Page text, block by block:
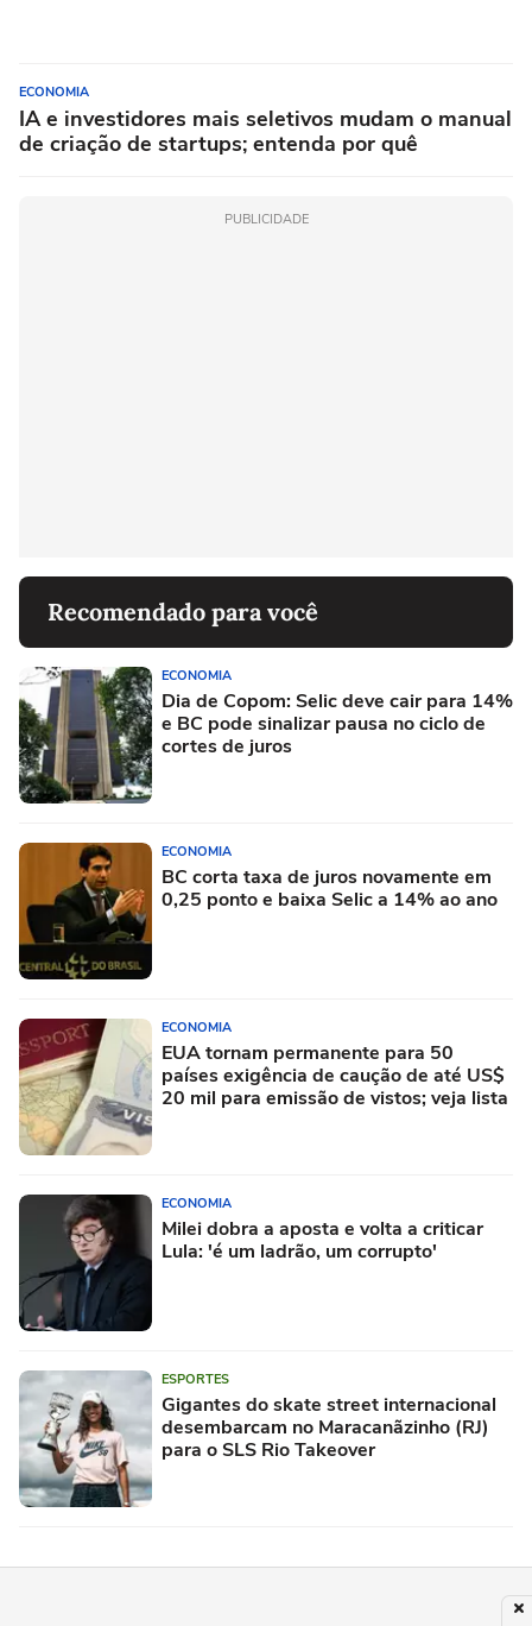
ECONOMIA
IA e investidores mais seletivos mudam o manual
de criação de startups; entenda por quê
PUBLICIDADE
Recomendado para você
ECONOMIA
Dia de Copom: Selic deve cair para 14%
e BC pode sinalizar pausa no ciclo de
cortes de juros
ECONOMIA
BC corta taxa de juros novamente em
0,25 ponto e baixa Selic a 14% ao ano
ECONOMIA
EUA tornam permanente para 50
países exigência de caução de até US$
20 mil para emissão de vistos; veja lista
ECONOMIA
Milei dobra a aposta e volta a criticar
Lula: 'é um ladrão, um corrupto'
ESPORTES
Gigantes do skate street internacional
desembarcam no Maracanãzinho (RJ)
para o SLS Rio Takeover